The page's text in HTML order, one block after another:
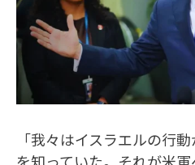
「我々はイスラエルの行